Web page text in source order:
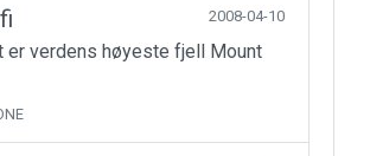
2008-04-10
er verdens høyeste fjell Mount